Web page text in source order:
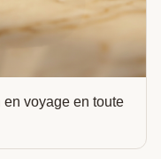
voyage en toute